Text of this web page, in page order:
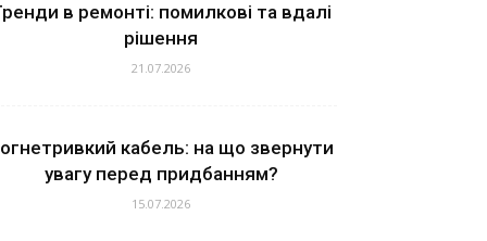
в ремонті: помилкові та вдалі
рішення
21.07.2026
кабель: на що звернути
увагу перед придбанням?
15.07.2026